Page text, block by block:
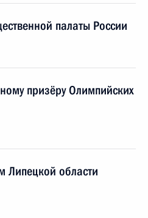
палаты России
призёру Олимпийских
Липецкой области